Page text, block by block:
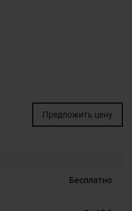
Предложить цену
Бесплатно